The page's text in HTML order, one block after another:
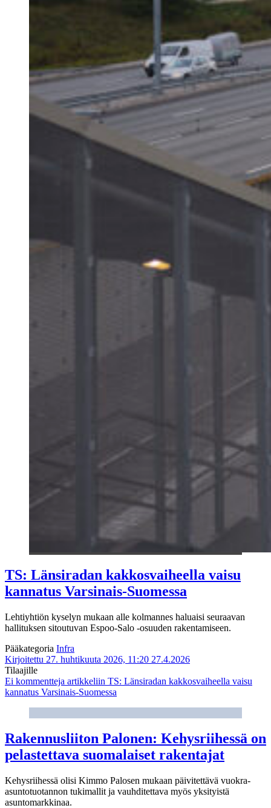
TS: Länsiradan kakkosvaiheella vaisu
kannatus Varsinais-Suomessa
Lehtiyhtiön kyselyn mukaan alle kolmannes haluaisi seuraavan
hallituksen sitoutuvan Espoo-Salo -osuuden rakentamiseen.
Pääkategoria Infra
Kirjoitettu 27. huhtikuuta 2026, 11:20 27.4.2026
Tilaajille
Ei kommentteja artikkeliin TS: Länsiradan kakkosvaiheella vaisu
kannatus Varsinais-Suomessa
Rakennusliiton Palonen: Kehysriihessä on
pelastettava suomalaiset rakentajat
Kehysriihessä olisi Kimmo Palosen mukaan päivitettävä vuokra-
asuntotuotannon tukimallit ja vauhditettava myös yksityistä
asuntomarkkinaa.